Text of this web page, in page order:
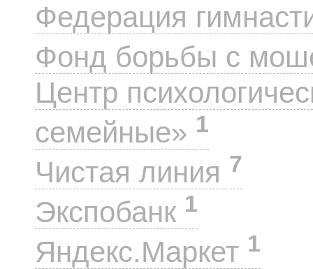
Федерация
Фонд борьбы с
Центр
семейные» 1
Чистая линия 7
Экспобанк 1
Яндекс.Маркет 1